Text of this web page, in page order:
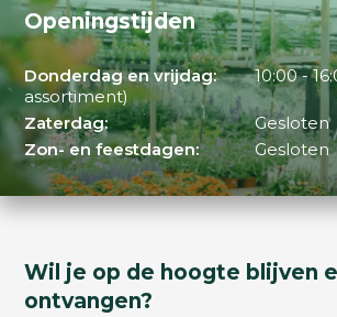
Openingstijden
Donderdag en vrijdag:
10:00 -
assortiment)
Zaterdag:
Gesloten
Zon- en feestdagen:
Gesloten
Wil je op de hoogte blijven
ontvangen?